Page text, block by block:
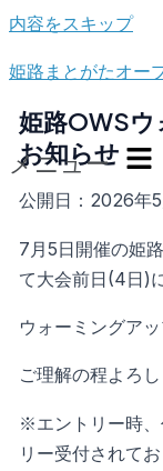
内容をスキップ
姫路まとがたオー
メニュー
姫路OWS
お知らせ
公開日：2026年
7月5日開催の姫
て大会前日(4日)
ウォーミングア
ご理解の程よろ
※エントリー時、
リー受付されて